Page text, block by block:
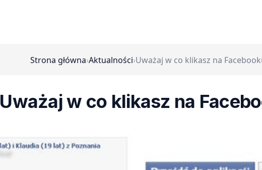
Strona główna›Aktualności›Uważaj w co klikasz na
Uważaj w co klikasz na